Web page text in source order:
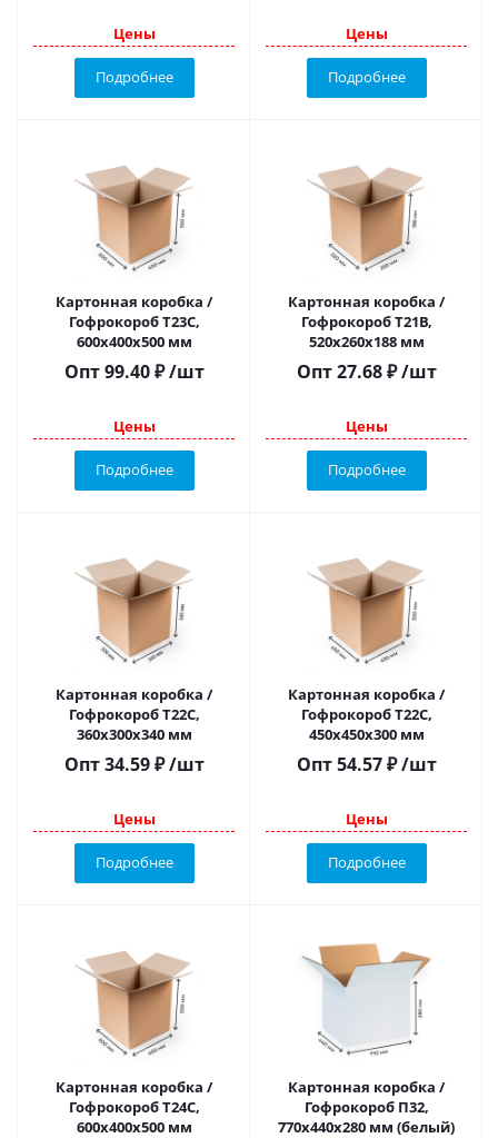
Цены
Подробнее
Цены
Подробнее
Картонная коробка /
Гофрокороб Т23С,
600х400х500 мм
Опт99.40 ₽ /шт
Цены
Подробнее
Картонная коробка /
Гофрокороб Т21В,
520х260х188 мм
Опт27.68 ₽ /шт
Цены
Подробнее
Картонная коробка /
Гофрокороб Т22C,
360х300х340 мм
Опт34.59 ₽ /шт
Цены
Подробнее
Картонная коробка /
Гофрокороб Т22С,
450х450х300 мм
Опт54.57 ₽ /шт
Цены
Подробнее
Картонная коробка /
Гофрокороб Т24С,
600х400х500 мм
Картонная коробка /
Гофрокороб П32,
770х440х280 мм (белый)